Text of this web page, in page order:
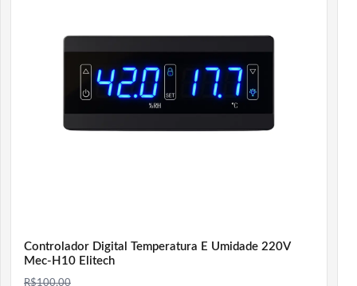
Controlador Digital Temperatura E Umidade 220V
Mec-H10 Elitech
R$100,00